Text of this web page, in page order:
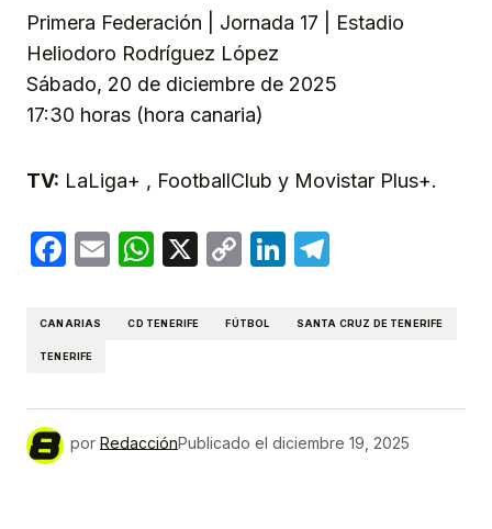
Primera Federación | Jornada 17 | Estadio
Heliodoro Rodríguez López
Sábado, 20 de diciembre de 2025
17:30 horas (hora canaria)
TV: LaLiga+ , FootballClub y Movistar Plus+.
Facebook
EmailWhatsApp
X
CopyLinkedIn
CANARIAS CD TENERIFE FÚTBOL SANTA CRUZ DE TENERIFE
TENERIFE
por RedacciónPublicado el diciembre 19, 2025